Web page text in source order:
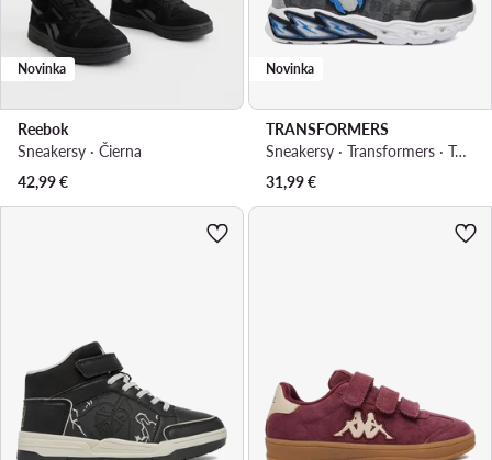
Novinka
Reebok
Sneakersy · Čierna
42,99€
Novinka
TRANSFORMERS
Sneakersy · Transformers · Tmavosivá
31,99€